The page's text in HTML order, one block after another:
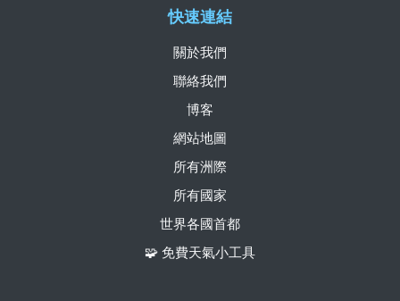
快速連結
關於我們
聯絡我們
博客
網站地圖
所有洲際
所有國家
世界各國首都
🧩 免費天氣小工具